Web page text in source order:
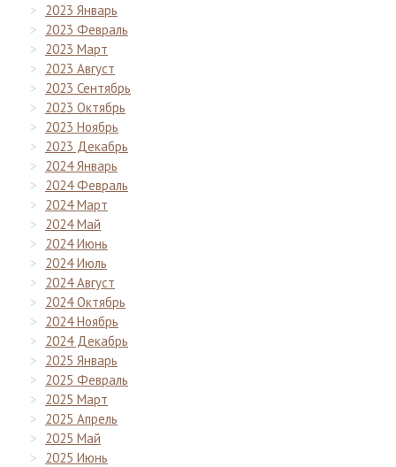
2023 Январь
2023 Февраль
2023 Март
2023 Август
2023 Сентябрь
2023 Октябрь
2023 Ноябрь
2023 Декабрь
2024 Январь
2024 Февраль
2024 Март
2024 Май
2024 Июнь
2024 Июль
2024 Август
2024 Октябрь
2024 Ноябрь
2024 Декабрь
2025 Январь
2025 Февраль
2025 Март
2025 Апрель
2025 Май
2025 Июнь